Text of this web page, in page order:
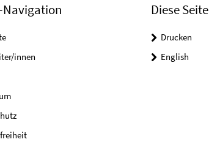
Navigation
innen
Diese Seite
Drucken
English